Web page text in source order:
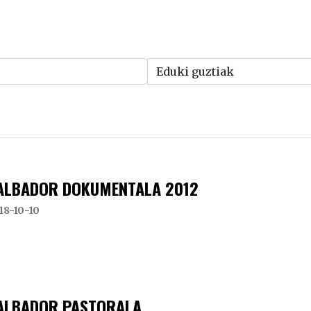
DOKUMENTALA 2012
10-10
PASTORALA